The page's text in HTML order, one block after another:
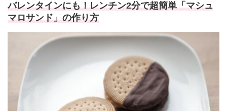
バレンタインにも！レンチン2分で超簡単「マシュ
マロサンド」の作り方